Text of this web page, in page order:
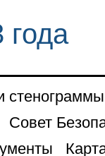
года
стенограммы
Совет